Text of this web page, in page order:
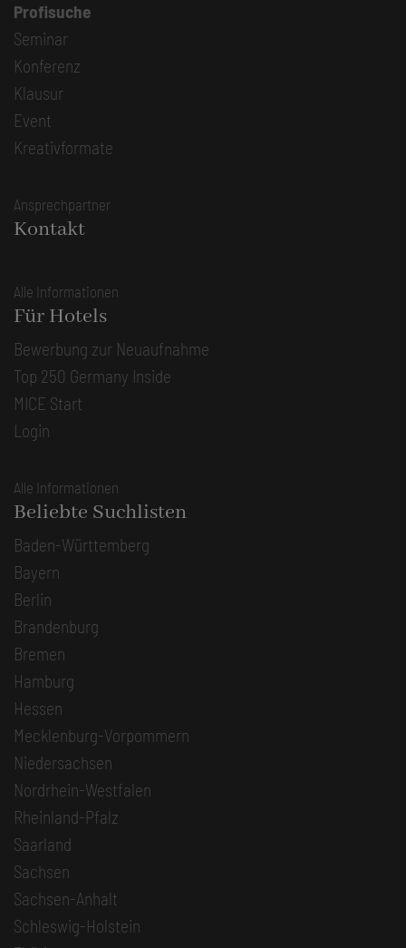
Profisuche
Seminar
Konferenz
Klausur
Event
Kreativformate
Ansprechpartner
Kontakt
Alle Informationen
Für Hotels
Bewerbung zur Neuaufnahme
Top 250 Germany Inside
MICE Start
Login
Alle Informationen
Beliebte Suchlisten
Baden-Württemberg
Bayern
Berlin
Brandenburg
Bremen
Hamburg
Hessen
Mecklenburg-Vorpommern
Niedersachsen
Nordrhein-Westfalen
Rheinland-Pfalz
Saarland
Sachsen
Sachsen-Anhalt
Schleswig-Holstein